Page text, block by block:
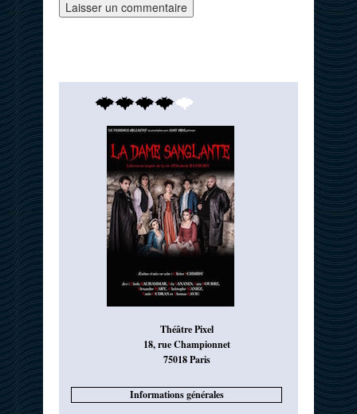
Théâtre Pixel
18, rue Championnet
75018 Paris
Informations générales